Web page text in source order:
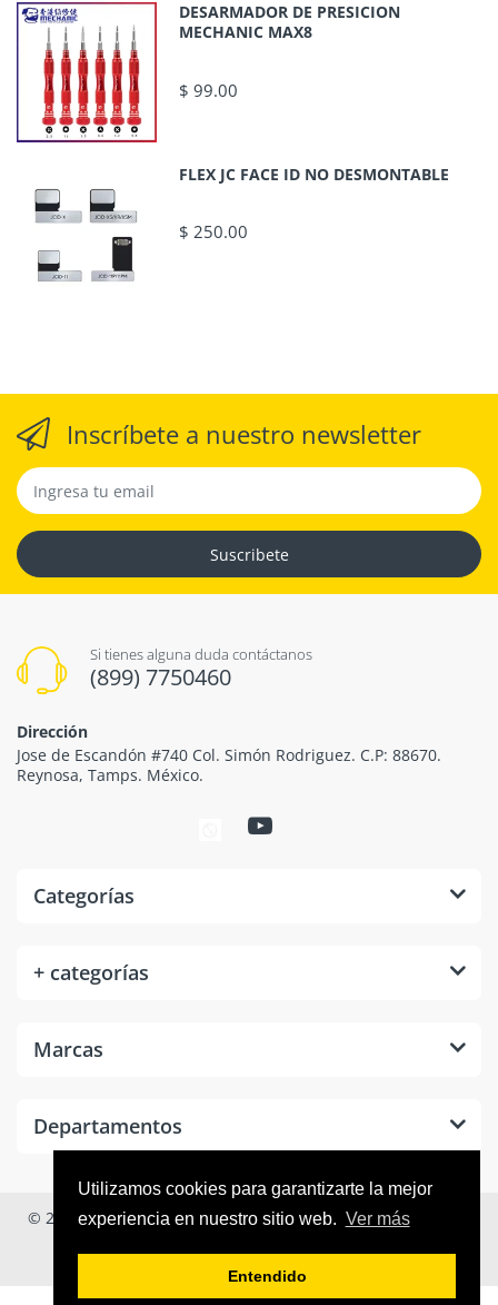
Utilizamos cookies para garantizarte la mejor
experiencia en nuestro sitio web. Ver más
Entendido
DESARMADOR DE PRESICION
MECHANIC MAX8
$ 99.00
FLEX JC FACE ID NO DESMONTABLE
$ 250.00
Inscríbete a nuestro newsletter
Suscribete
Si tienes alguna duda contáctanos
(899) 7750460
Dirección
Jose de Escandón #740 Col. Simón Rodriguez. C.P: 88670.
Reynosa, Tamps. México.
Categorías
+ categorías
Marcas
Departamentos
© 2026Tool Room México. Todos los derechos reservados.